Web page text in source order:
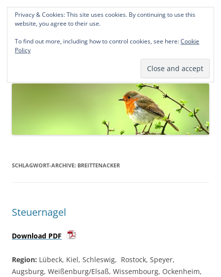
Norddeutsche Genealogien
Michael Kohlhaas und Jens Kirchhoff
springen
SCHLAGWORT-ARCHIVE: BREITTENACKER
Steuernagel
Download PDF
Region: Lübeck, Kiel, Schleswig, Rostock, Speyer,
Augsburg, Weißenburg/Elsaß, Wissembourg, Ockenheim,
Privacy & Cookies: This site uses cookies. By continuing to use this
website, you agree to their use.
To find out more, including how to control cookies, see here:Cookie
Policy